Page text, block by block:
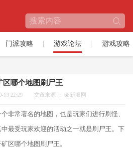
门派攻略 游戏论坛 游戏攻略
区哪个地图刷尸王
19 22:29 文章来源 ： 66新服网
非常著名的地图，也是玩家们进行刷怪、
最受玩家欢迎的活动之一就是刷尸王。下
区哪个地图刷尸王。